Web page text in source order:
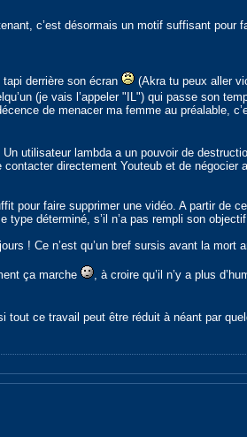
c’est désormais un motif suffisant pour
derrière son écran
(Akra tu peux aller
(je vais l’appeler "IL") qui passe son
de menacer ma femme au préalable,
utilisateur lambda a un pouvoir de
directement Youteub et de négocier
pour faire supprimer une vidéo. A partir de
type déterminé, s’il n’a pas rempli son objectif
! Ce n’est qu’un bref sursis avant la mort
ça marche
, à croire qu’il n’y a plus
tout ce travail peut être réduit à néant par